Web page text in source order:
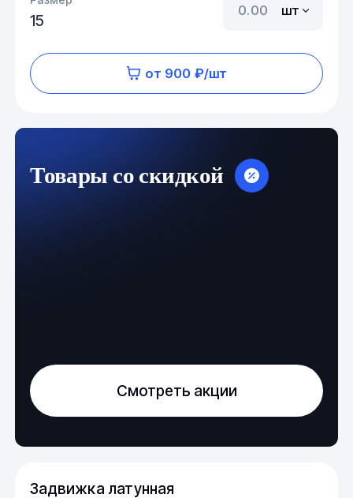
15
шт
от 900 ₽/шт
Товары со скидкой
Смотреть акции
Задвижка латунная